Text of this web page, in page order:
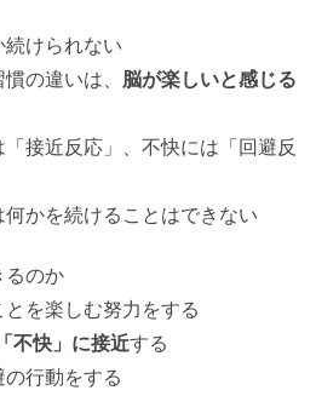
続けられない
の違いは、 脳が楽しいと感じる
接近反応」、不快には「回避反
かを続けることはできない
るのか
を楽しむ努力をする
不快」に接近する
行動をする